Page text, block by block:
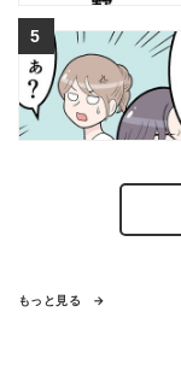
もっと見る